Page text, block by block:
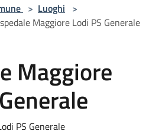
> Luoghi >
Maggiore Lodi PS Generale
Maggiore
PS Generale